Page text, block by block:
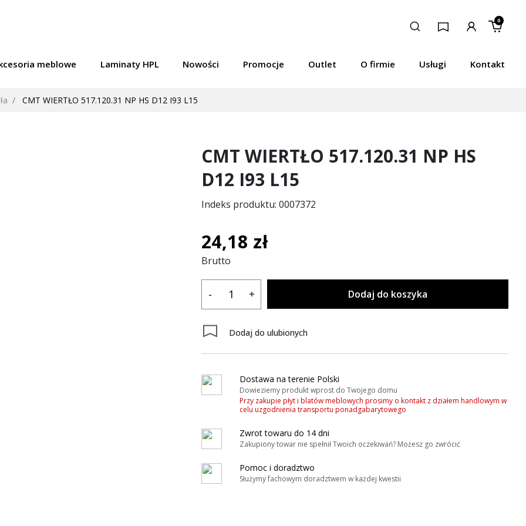
meblowe Laminaty HPL Nowości Promocje Outlet O firmie Usługi Kontakt
0
CMT WIERTŁO 517.120.31 NP HS D12 I93 L15
CMT WIERTŁO 517.120.31 NP HS
D12 I93 L15
Indeks produktu: 0007372
24,18 zł
Brutto
- + Dodaj do koszyka
Dodaj do ulubionych
Dostawa na terenie Polski
Dowieziemy produkt wprost do Twojego domu
Przy zakupie płyt i blatów meblowych prosimy o kontakt z działem handlowym w
celu uzgodnienia transportu ponadgabarytowego
Zwrot towaru do 14 dni
Zakupiony towar nie spełnił Twoich oczekiwań? Możesz go zwrócić
Pomoc i doradztwo
Służymy fachowym doradztwem w każdej kwestii